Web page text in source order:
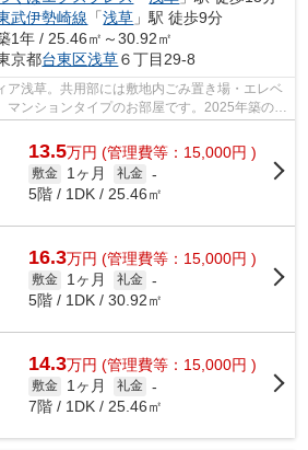
武伊勢崎線 「浅草 」駅 徒歩9分
1年 / 25.46㎡～30.92㎡
京都台東区浅草６丁目29-8
ア浅草。共用部には敷地内ごみ置き場・エレベ
ンションタイプのお部屋です。2025年築のコ
る室内が...
13.5万円 (管理費等：15,000円 )
敷金 1ヶ月 礼金 -
5階 / 1DK / 25.46㎡
16.3万円 (管理費等：15,000円 )
敷金 1ヶ月 礼金 -
5階 / 1DK / 30.92㎡
14.3万円 (管理費等：15,000円 )
敷金 1ヶ月 礼金 -
7階 / 1DK / 25.46㎡